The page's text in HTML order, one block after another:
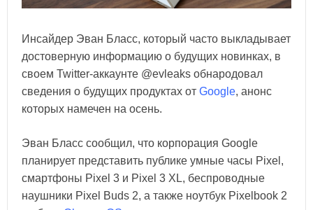
Инсайдер Эван Бласс, который часто выкладывает
достоверную информацию о будущих новинках, в
своем Twitter-аккаунте @evleaks обнародовал
сведения о будущих продуктах от Google, анонс
которых намечен на осень.
Эван Бласс сообщил, что корпорация Google
планирует представить публике умные часы Pixel,
смартфоны Pixel 3 и Pixel 3 XL, беспроводные
наушники Pixel Buds 2, а также ноутбук Pixelbook 2